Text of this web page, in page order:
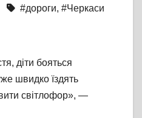
#дороги, #Черкаси
діти бояться
швидко їздять
світлофор», —